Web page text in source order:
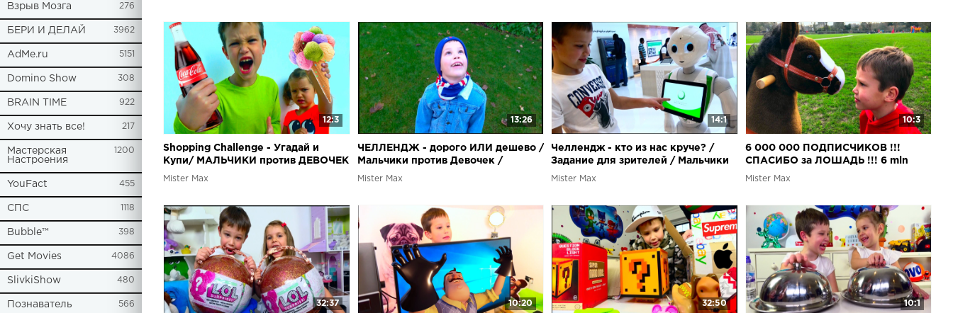
Взрыв Мозга 276
БЕРИ И ДЕЛАЙ 3962
AdMe.ru 5151
Domino Show 308
BRAIN TIME 922
Хочу знать все! 217
Мастерская
Настроения
1200
YouFact 455
СПС 1118
Bubble™ 398
Get Movies 4086
SlivkiShow 480
Познаватель 566
12:3
Shopping Challenge - Угадай и
Купи/ МАЛЬЧИКИ против ДЕВОЧЕК
/Челлендж - VLOG
Mister Max
13:26
ЧЕЛЛЕНДЖ - дорого ИЛИ дешево /
Мальчики против Девочек /
Подписчики у нас в гостях /
Mister Max
14:1
Челлендж - кто из нас круче? /
Задание для зрителей / Мальчики
против девочек
Mister Max
10:3
6 000 000 ПОДПИСЧИКОВ !!!
СПАСИБО за ЛОШАДЬ !!! 6 mln
Subscribers
Mister Max
32:37 10:20 32:50 10:1